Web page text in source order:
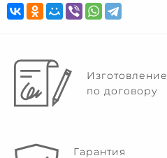
Изготовление
по договору
Гарантия